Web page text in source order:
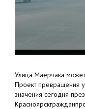
Улица Маерчака
Проект превращения
значения сегодня